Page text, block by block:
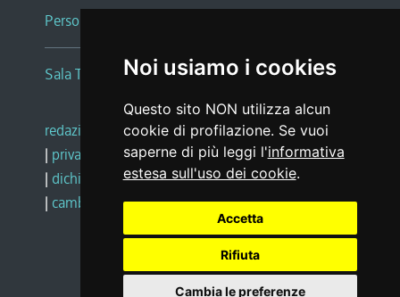
Noi usiamo i cookies
Questo sito NON utilizza alcun
cookie di profilazione. Se vuoi
saperne di più leggi l'informativa
estesa sull'uso dei cookie.
Accetta
Rifiuta
Cambia le preferenze
Persone e Uffici
Sala Tiziano Tessitori
redazione web |note legali |glossario
| privacy
social media policy
| dichiarazione di accessibilità |feedback
| cambio preferenze cookie
Realizzato da